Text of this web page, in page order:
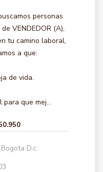
personas
VENDEDOR (A),
tu camino laboral,
a que:
de vida.
que mej...
D.c.